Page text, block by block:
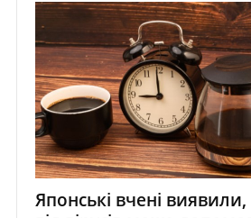
Японські вчені